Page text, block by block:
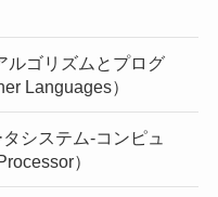
ルゴリズムとプログ
Languages）
システム-コンピュ
）